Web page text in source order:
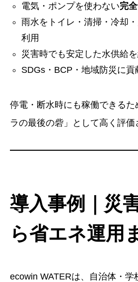
電気・ポンプを使わない完
雨水をトイレ・清掃・冷却
利用
災害時でも安定した水供給
SDGs・BCP・地域防災に貢
停電・断水時にも稼働できるた
ラの最後の砦」として高く評価
導入事例｜災
ら省エネ運用
ecowin WATERは、自治体・学